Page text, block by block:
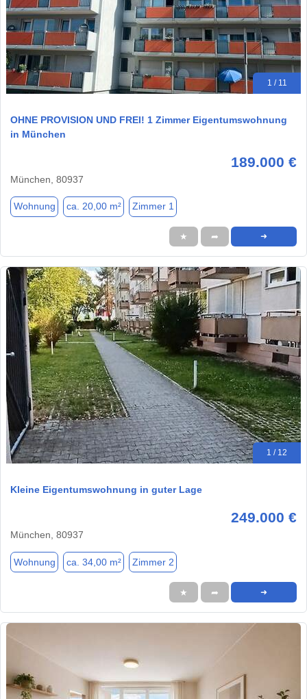
1 / 11
OHNE PROVISION UND FREI! 1 Zimmer Eigentumswohnung
in München
189.000 €
München, 80937
Wohnung ca. 20,00 m² Zimmer 1
★ ➦ ➜
1 / 12
Kleine Eigentumswohnung in guter Lage
249.000 €
München, 80937
Wohnung ca. 34,00 m² Zimmer 2
★ ➦ ➜